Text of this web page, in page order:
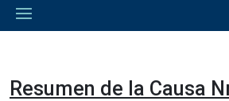
Resumen de la Causa